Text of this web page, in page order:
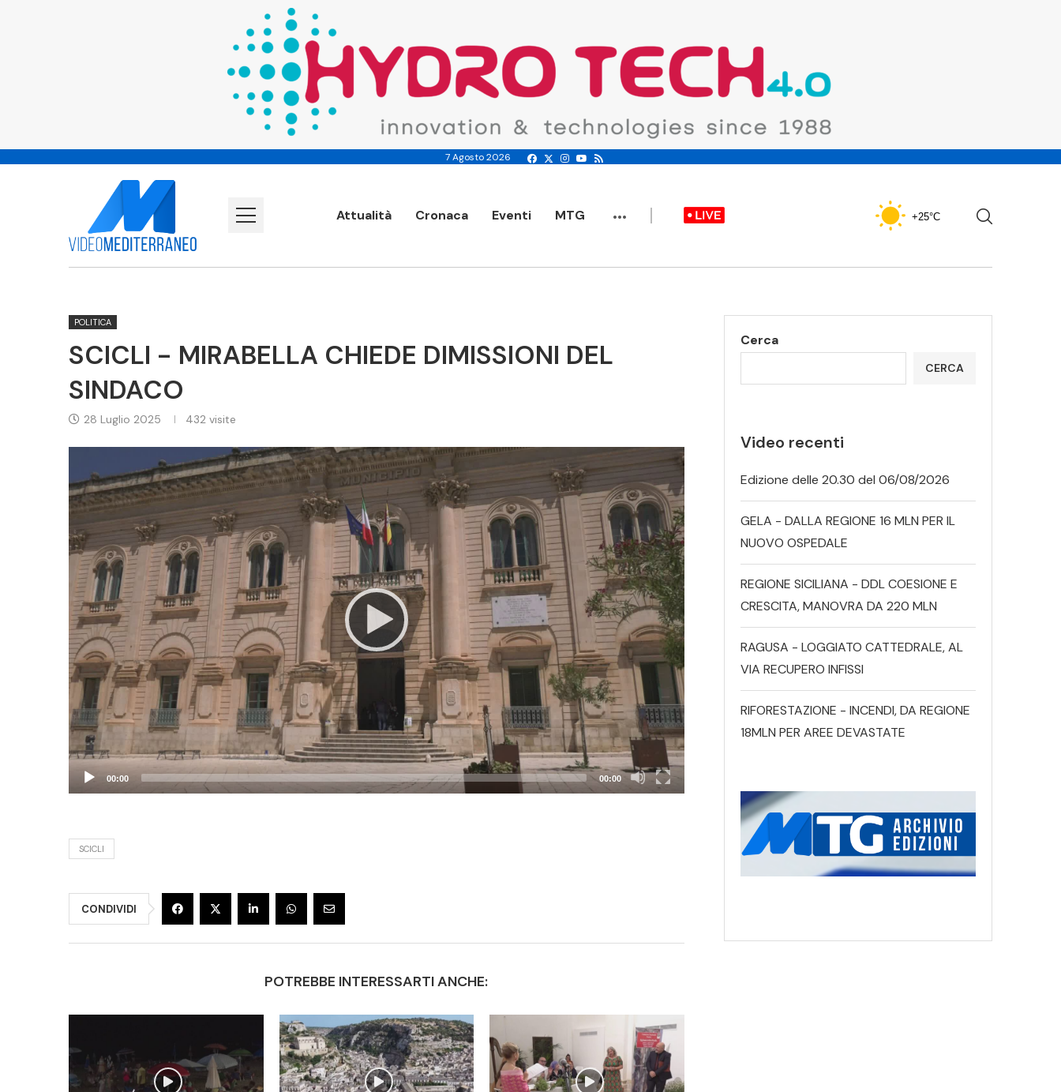
7 Agosto 2026
Attualità Cronaca Eventi MTG ... +25°C
POLITICA
SCICLI - MIRABELLA CHIEDE DIMISSIONI DEL
SINDACO
28 Luglio 2025 432 visite
Video
Player
00:00 00:00
SCICLI
CONDIVIDI
POTREBBE INTERESSARTI ANCHE:
Cerca
CERCA
Video recenti
Edizione delle 20.30 del 06/08/2026
GELA - DALLA REGIONE 16 MLN PER IL
NUOVO OSPEDALE
REGIONE SICILIANA - DDL COESIONE E
CRESCITA, MANOVRA DA 220 MLN
RAGUSA - LOGGIATO CATTEDRALE, AL
VIA RECUPERO INFISSI
RIFORESTAZIONE - INCENDI, DA REGIONE
18MLN PER AREE DEVASTATE